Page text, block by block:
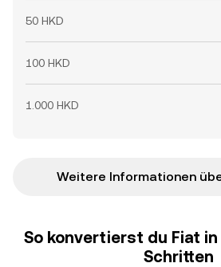
50 HKD
100 HKD
1.000 HKD
Weitere Informationen
So konvertierst du Fiat
Schritten